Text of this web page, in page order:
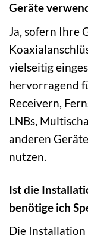
Geräte
Ja, sofern Ihre
vielseitig
hervorragend
Receivern,
LNBs,
anderen
nutzen.
Ist die
benötige ich
Die